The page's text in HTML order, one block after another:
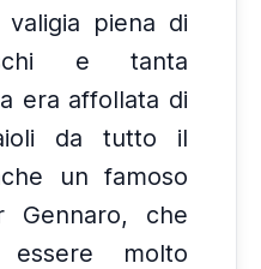
piena di
e tanta
era affollata di
da tutto il
un famoso
Gennaro, che
molto